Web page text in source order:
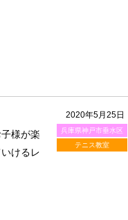
2020年5月25日
兵庫県神戸市垂水区
テニス教室
様が楽
けるレ